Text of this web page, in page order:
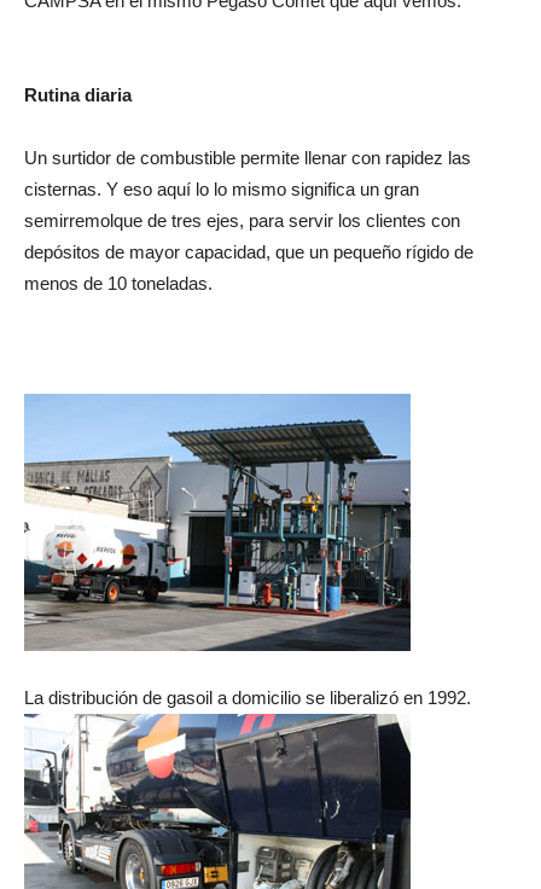
Rutina diaria
Un surtidor de combustible permite llenar con rapidez las
cisternas. Y eso aquí lo lo mismo significa un gran
semirremolque de tres ejes, para servir los clientes con
depósitos de mayor capacidad, que un pequeño rígido de
menos de 10 toneladas.
La distribución de gasoil a domicilio se liberalizó en 1992.